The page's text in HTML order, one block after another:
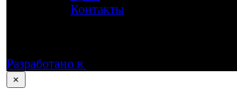
Контакты
Разработано в
×